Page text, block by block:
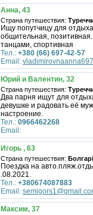
Анна, 43
Страна путешествия:
Ищу попутчицу для
общительная,
танцами, спортивная
Тел.: +380 (66) 697-42-57
Email:
Юрий и Валентин, 32
Страна путешествия:
Два парня ищут для
девушке и радовать её
настроение.
Тел.: 0966462268
Email:
Игорь , 63
Страна путешествия:
Поездка на
.08.2021.
Тел.: +380674087883
Email:
Максим, 37